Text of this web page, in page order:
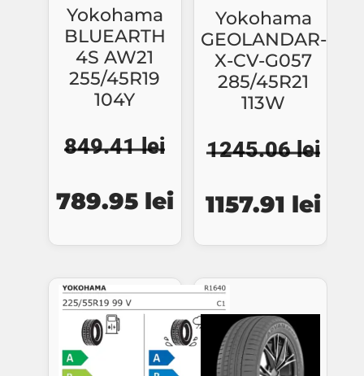
Yokohama
BLUEARTH
4S AW21
255/45R19
104Y
849.41lei
inițial
a
fost:
849.41 lei.
789.95 lei
curent
este:
789.95 lei.
Yokohama
GEOLANDAR-
X-CV-G057
285/45R21
113W
1245.06lei
inițial
a
fost:
1245.06 lei.
1157.91 lei